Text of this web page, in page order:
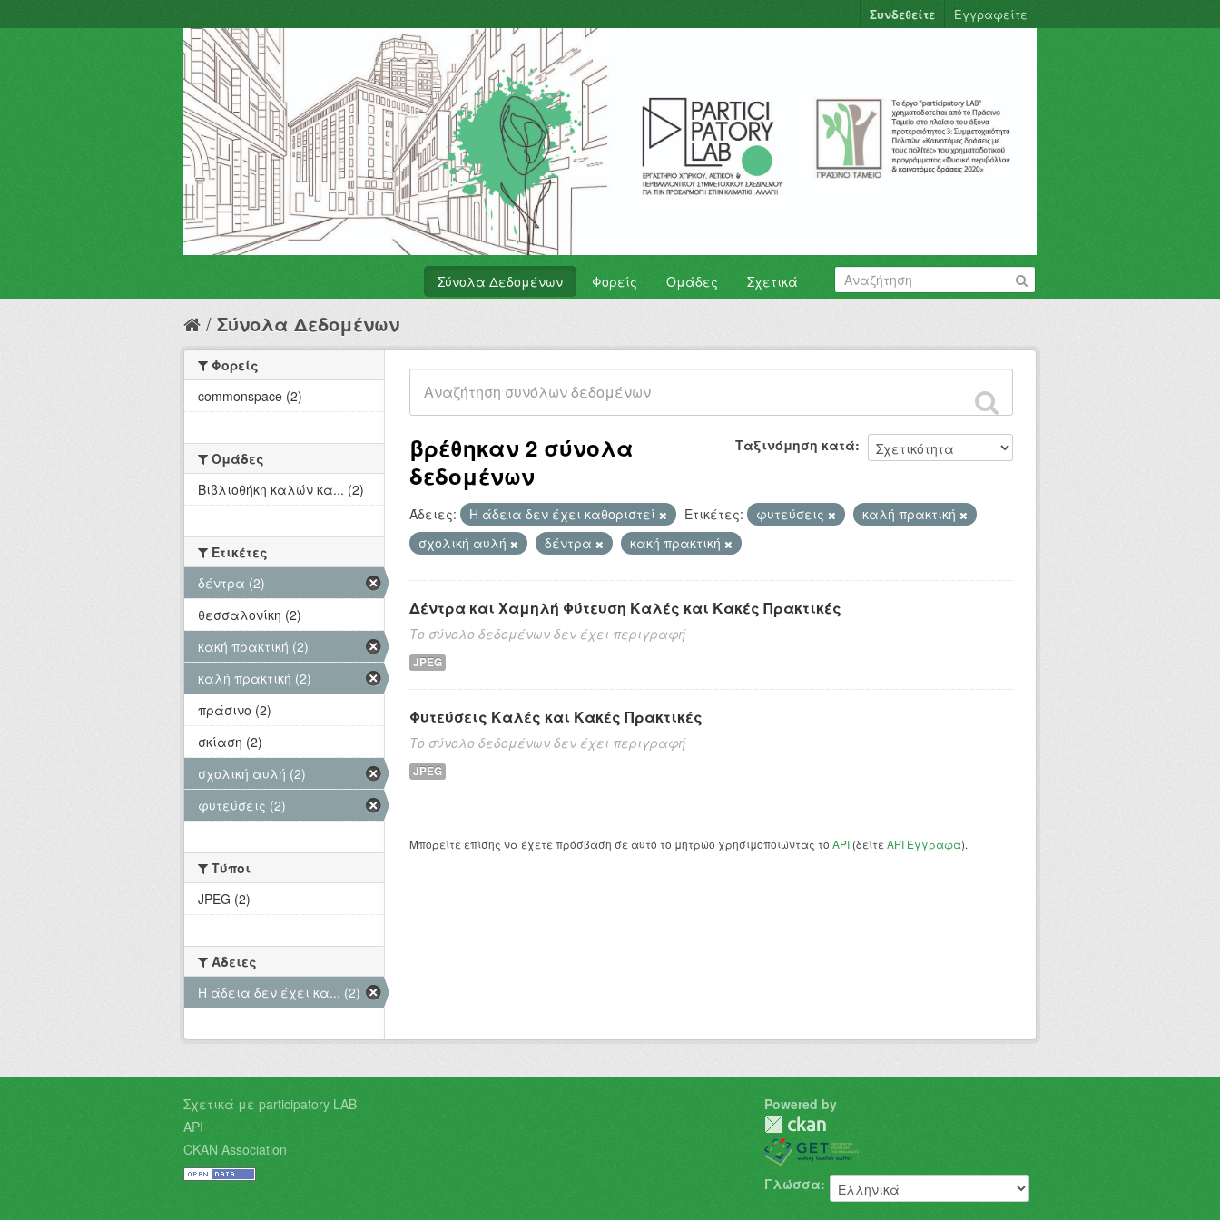
Συνδεθείτε Εγγραφείτε
Σύνολα Δεδομένων Φορείς Ομάδες Σχετικά
Σύνολα Δεδομένων
Ταξινόμηση κατά
βρέθηκαν 2 σύνολα
δεδομένων
Άδειες: Η άδεια δεν έχει καθοριστεί Ετικέτες: φυτεύσεις
καλή πρακτική
σχολική αυλή
δέντρα κακή πρακτική
Δέντρα και Χαμηλή Φύτευση Καλές και Κακές Πρακτικές
Το σύνολο δεδομένων δεν έχει περιγραφή
JPEG
Φυτεύσεις Καλές και Κακές Πρακτικές
Το σύνολο δεδομένων δεν έχει περιγραφή
JPEG
Μπορείτε επίσης να έχετε πρόσβαση σε αυτό το μητρώο χρησιμοποιώντας το API (δείτε API Έγγραφα).
Φορείς
commonspace (2)
Ομάδες
Βιβλιοθήκη καλών κα... (2)
Ετικέτες
δέντρα (2)
θεσσαλονίκη (2)
κακή πρακτική (2)
καλή πρακτική (2)
πράσινο (2)
σκίαση (2)
σχολική αυλή (2)
φυτεύσεις (2)
Τύποι
JPEG (2)
Άδειες
Η άδεια δεν έχει κα... (2)
Σχετικά με participatory LAB
API
CKAN Association
Powered by
Γλώσσα